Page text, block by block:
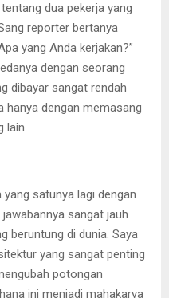
dua pekerja yang
reporter bertanya
yang Anda kerjakan?”
dengan seorang
dibayar sangat rendah
hanya dengan memasang
lain.
satunya lagi dengan
sangat jauh
beruntung di dunia. Saya
yang sangat penting
potongan
ini menjadi mahakarya